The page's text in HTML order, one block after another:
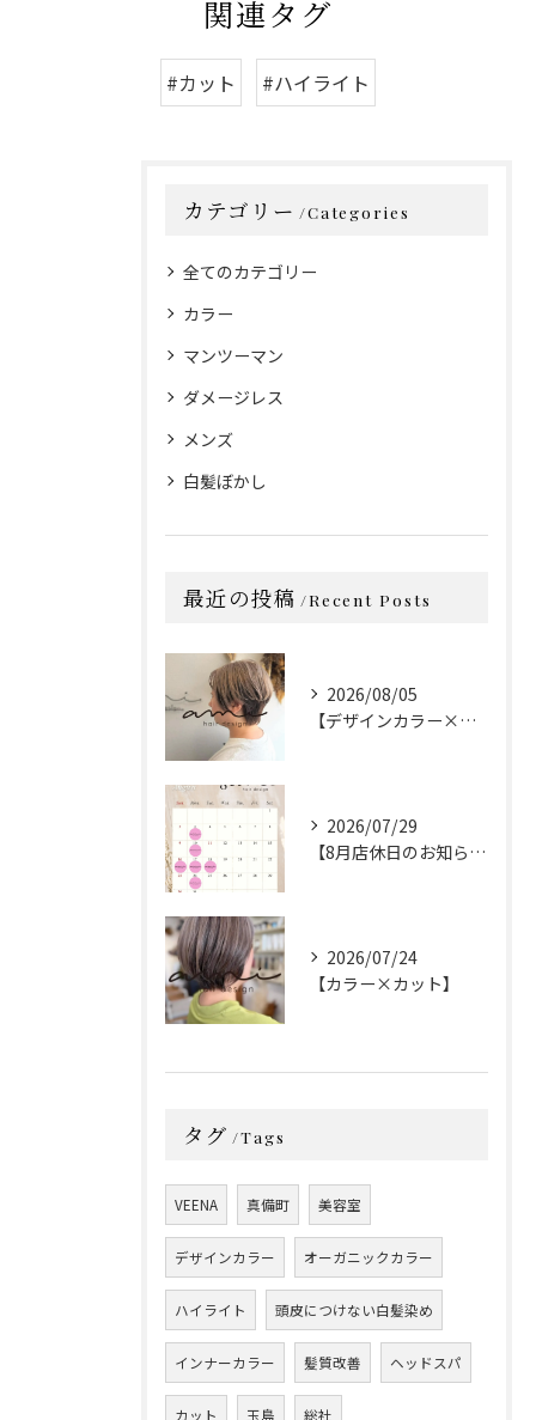
関連タグ
#カット #ハイライト
カテゴリー Categories
全てのカテゴリー
カラー
マンツーマン
ダメージレス
メンズ
白髪ぼかし
最近の投稿 Recent Posts
2026/08/05
【デザインカラー×カット】
2026/07/29
【8月店休日のお知らせ】
2026/07/24
【カラー×カット】
タグ Tags
VEENA 真備町 美容室
デザインカラー オーガニックカラー
ハイライト 頭皮につけない白髪染め
インナーカラー 髪質改善 ヘッドスパ
カット 玉島 総社